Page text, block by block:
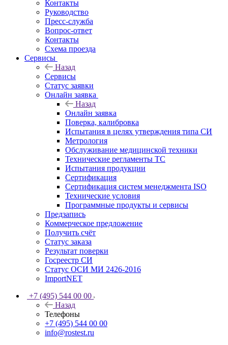
Контакты
Руководство
Пресс-служба
Вопрос-ответ
Контакты
Схема проезда
Сервисы
Назад
Сервисы
Статус заявки
Онлайн заявка
Назад
Онлайн заявка
Поверка, калибровка
Испытания в целях утверждения типа СИ
Метрология
Обслуживание медицинской техники
Технические регламенты ТС
Испытания продукции
Сертификация
Сертификация систем менеджмента ISO
Технические условия
Программные продукты и сервисы
Предзапись
Коммерческое предложение
Получить счёт
Статус заказа
Результат поверки
Госреестр СИ
Статус ОСИ МИ 2426-2016
ImportNET
+7 (495) 544 00 00
Назад
Телефоны
+7 (495) 544 00 00
info@rostest.ru